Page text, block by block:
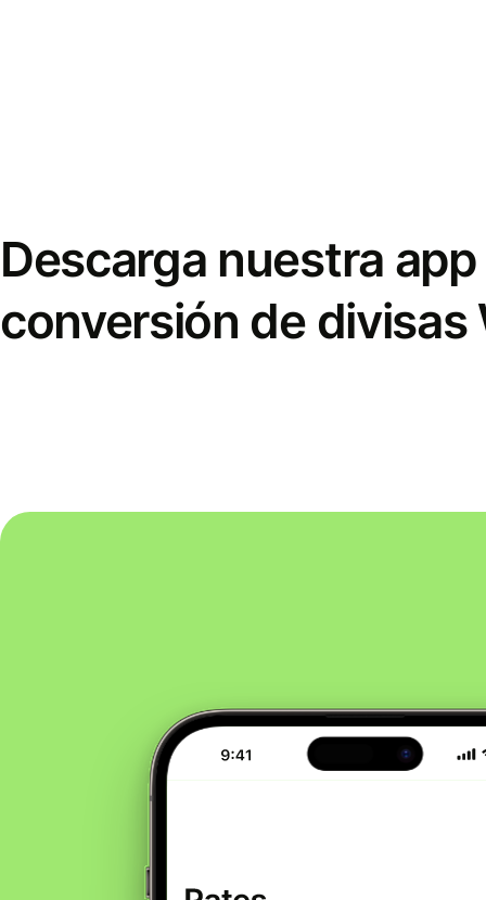
Descarga nuestra
conversión de divisas